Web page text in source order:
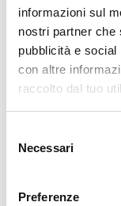
informazioni sul
nostri partner che
pubblicità e
con altre
raccolto dal tuo
delNecessari
Preferenze
–TOYO
Opencountry